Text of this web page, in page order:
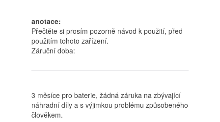
anotace:
Přečtěte si prosím pozorně návod k použití, před
použitím tohoto zařízení.
Záruční doba:
3 měsíce pro baterie, žádná záruka na zbývající
náhradní díly a s výjimkou problému způsobeného
člověkem.